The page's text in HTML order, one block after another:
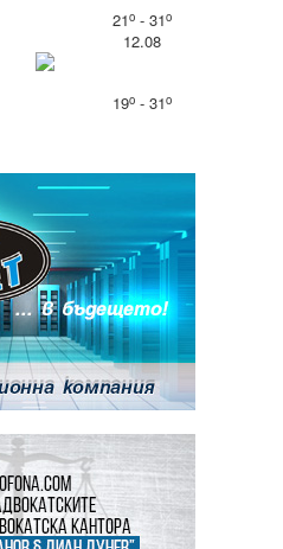
21o- 31o
12.08
19o- 31o